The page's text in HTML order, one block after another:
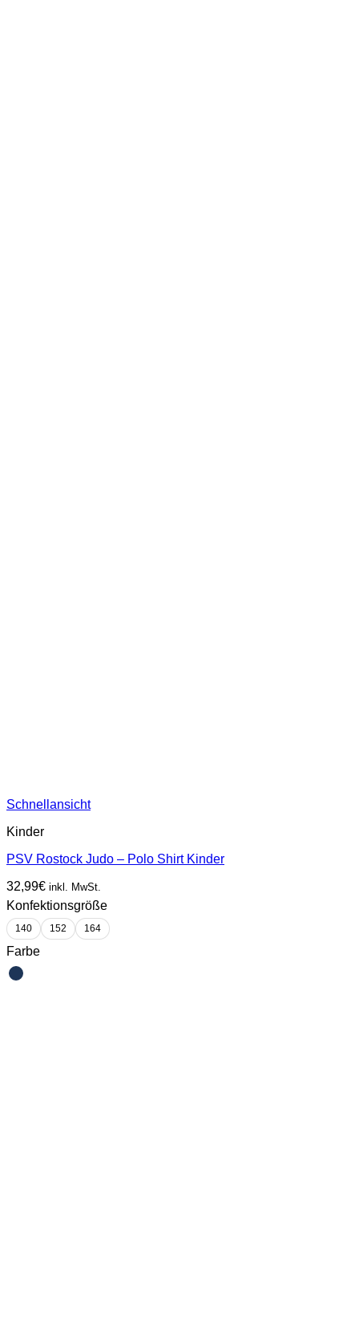
Schnellansicht
Kinder
PSV Rostock Judo – Polo Shirt Kinder
32,99€ inkl. MwSt.
Konfektionsgröße
140 152 164
Farbe